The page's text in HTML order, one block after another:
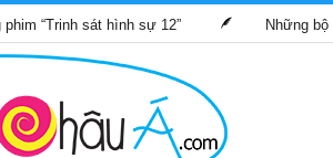
sát hình sự 12” Những bộ phim TVB